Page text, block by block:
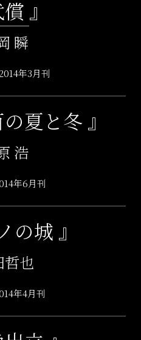
』
瞬
年3月刊
夏と冬 』
浩
年6月刊
の城 』
哲也
年4月刊